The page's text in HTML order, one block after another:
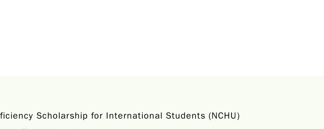
Scholarship for International Students (NCHU)